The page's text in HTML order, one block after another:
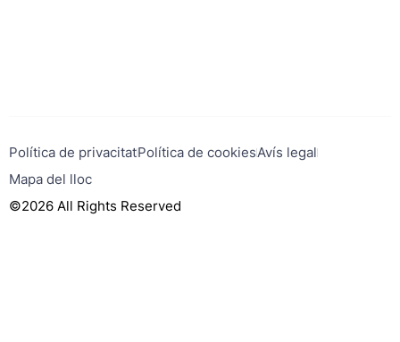
Política de privacitatPolítica de cookiesAvís legal
Mapa del lloc
©2026 All Rights Reserved